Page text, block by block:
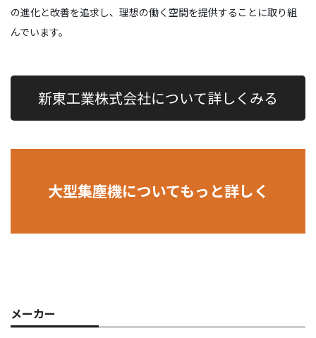
の進化と改善を追求し、理想の働く空間を提供することに取り組
んでいます。
新東工業株式会社について詳しくみる
大型集塵機についてもっと詳しく
メーカー